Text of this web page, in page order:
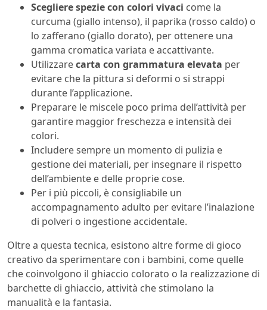
Scegliere spezie con colori vivaci come la
curcuma (giallo intenso), il paprika (rosso caldo) o
lo zafferano (giallo dorato), per ottenere una
gamma cromatica variata e accattivante.
Utilizzarecarta con grammatura elevata per
evitare che la pittura si deformi o si strappi
durante l’applicazione.
Preparare le miscele poco prima dell’attività per
garantire maggior freschezza e intensità dei
colori.
Includere sempre un momento di pulizia e
gestione dei materiali, per insegnare il rispetto
dell’ambiente e delle proprie cose.
Per i più piccoli, è consigliabile un
accompagnamento adulto per evitare l’inalazione
di polveri o ingestione accidentale.
Oltre a questa tecnica, esistono altre forme di gioco
creativo da sperimentare con i bambini, come quelle
che coinvolgono il ghiaccio colorato o la realizzazione di
barchette di ghiaccio, attività che stimolano la
manualità e la fantasia.